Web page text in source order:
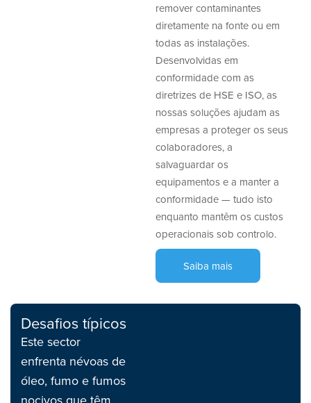
remover contaminantes
diretamente na fonte ou em
todas as instalações.
Desenvolvidas em
conformidade com as
diretrizes de HSE e ISO, as
nossas soluções ajudam as
empresas a proteger os seus
colaboradores, a
salvaguardar os
equipamentos e a manter a
conformidade — tudo isto
enquanto mantêm os custos
operacionais sob controlo.
Saiba mais
Desafios típicos
Este sector
enfrenta névoas de
óleo, fumo e fumos